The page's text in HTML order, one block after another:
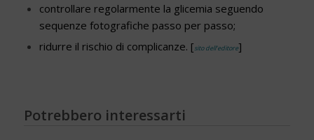
controllare regolarmente la glicemia seguendo
sequenze fotografiche passo per passo;
ridurre il rischio di complicanze. [sito dell’editore]
Potrebbero interessarti